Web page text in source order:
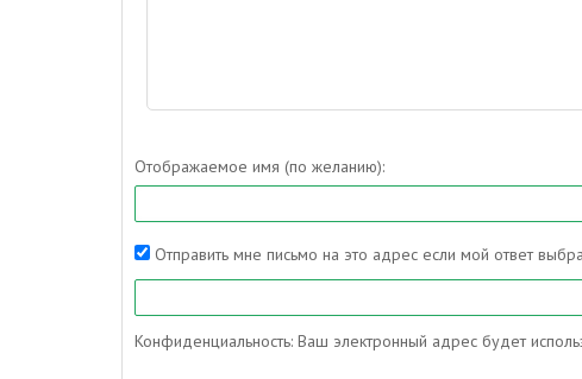
Отображаемое имя (по желанию):
Отправить мне письмо на это адрес если мой ответ
Конфиденциальность: Ваш электронный адрес будет